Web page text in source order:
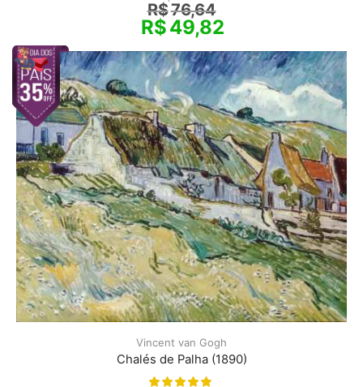
R$76,64
R$49,82
Vincent van Gogh
Chalés de Palha (1890)